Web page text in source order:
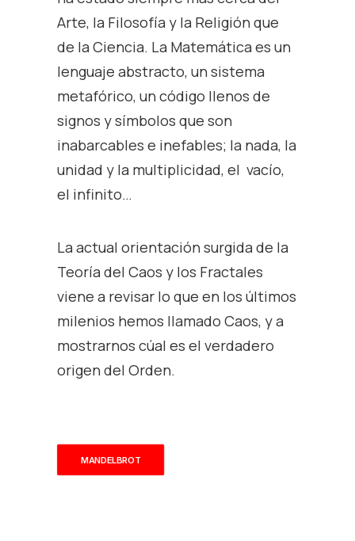
Arte, la Filosofía y la Religión que
de la Ciencia. La Matemática es un
lenguaje abstracto, un sistema
metafórico, un código llenos de
signos y símbolos que son
inabarcables e inefables; la nada, la
unidad y la multiplicidad, el vacío,
el infinito…
La actual orientación surgida de la
Teoría del Caos y los Fractales
viene a revisar lo que en los últimos
milenios hemos llamado Caos, y a
mostrarnos cúal es el verdadero
origen del Orden.
MANDELBROT